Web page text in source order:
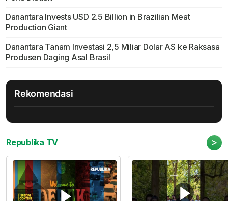
Danantara Invests USD 2.5 Billion in Brazilian Meat
Production Giant
Danantara Tanam Investasi 2,5 Miliar Dolar AS ke Raksasa
Produsen Daging Asal Brasil
Rekomendasi
Republika TV >